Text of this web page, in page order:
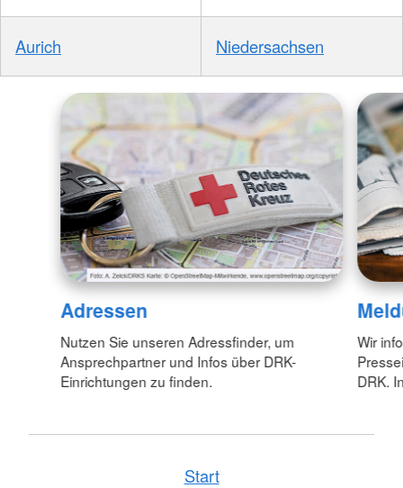
Aurich Niedersachsen
Adressen
Nutzen Sie unseren Adressfinder, um
Ansprechpartner und Infos über DRK-
Einrichtungen zu finden.
Wir
DRK.
Start